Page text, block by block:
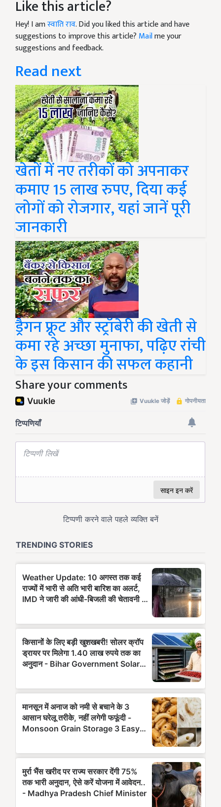
Like this article?
Hey! I amस्वाति राव. Did you liked this article and have
suggestions to improve this article? Mailme your
suggestions and feedback.
Read next
खेतों में नए तरीकों को अपनाकर
कमाए 15 लाख रुपए, दिया कई
लोगों को रोजगार, यहां जानें पूरी
जानकारी
ड्रैगन फ्रूट और स्ट्रॉबेरी की खेती से
कमा रहे अच्छा मुनाफा, पढ़िए रांची
के इस किसान की सफल कहानी
Share your comments